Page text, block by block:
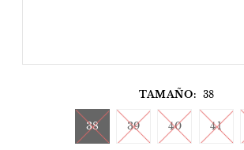
TAMAÑO: 38
38 39 40 41